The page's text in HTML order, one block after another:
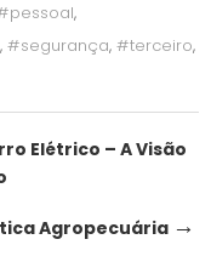
,
, #segurança, #terceiro,
Elétrico – A Visão
Agropecuária →